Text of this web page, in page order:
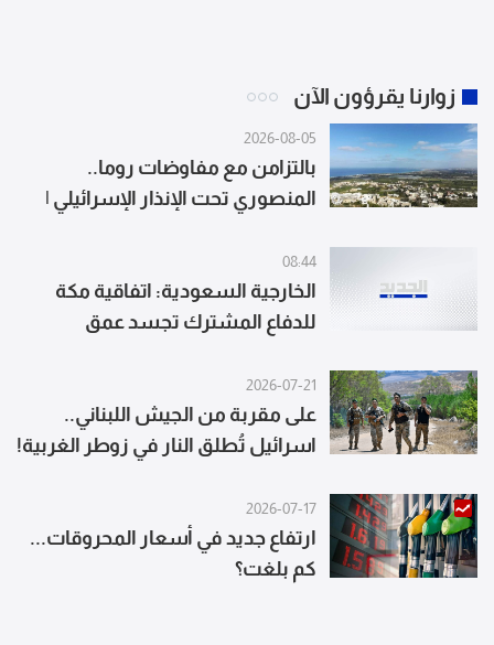
زوارنا يقرؤون الآن
2026-08-05
بالتزامن مع مفاوضات روما..
المنصوري تحت الإنذار الإسرائيلي |
08:44
الخارجية السعودية: اتفاقية مكة
للدفاع المشترك تجسد عمق
الدول الثلاث الممتدة لعقود
2026-07-21
على مقربة من الجيش اللبناني..
اسرائيل تُطلق النار في زوطر الغربية!
2026-07-17
ارتفاع جديد في أسعار المحروقات...
كم بلغت؟